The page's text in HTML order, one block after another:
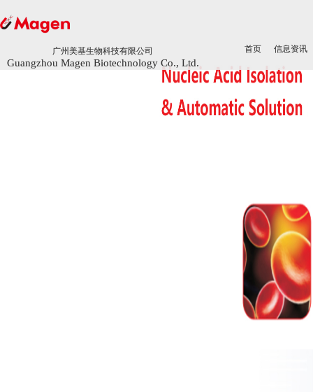
广州美基生物科技有限公司
Guangzhou Magen Biotechnology Co., Ltd.
首页 信息资讯
广州美基生物科技有限公司
Guangzhou Magen Biotechnology Co., Ltd.
首页 信息资讯